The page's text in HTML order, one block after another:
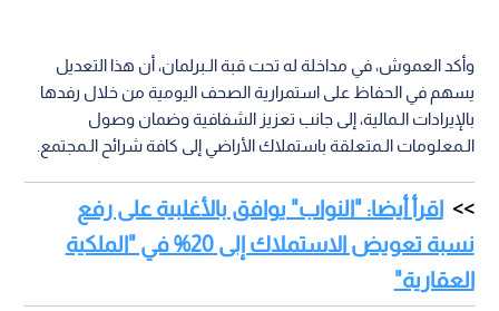
وأكد العموش، في مداخلة له تحت قبة الـبرلمان، أن هذا التعديل
يسهم في الحفاظ على استمرارية الصحف اليومية من خلال رفدها
بالإيرادات الـمالية، إلى جانب تعزيز الشفافية وضمان وصول
الـمعلومات الـمتعلقة باستملاك الأراضي إلى كافة شرائح الـمجتمع.
اقرأ أيضا: "النواب" يوافق بالأغلبية على رفع
نسبة تعويض الاستملاك إلى 20% في "الملكية
العقارية"